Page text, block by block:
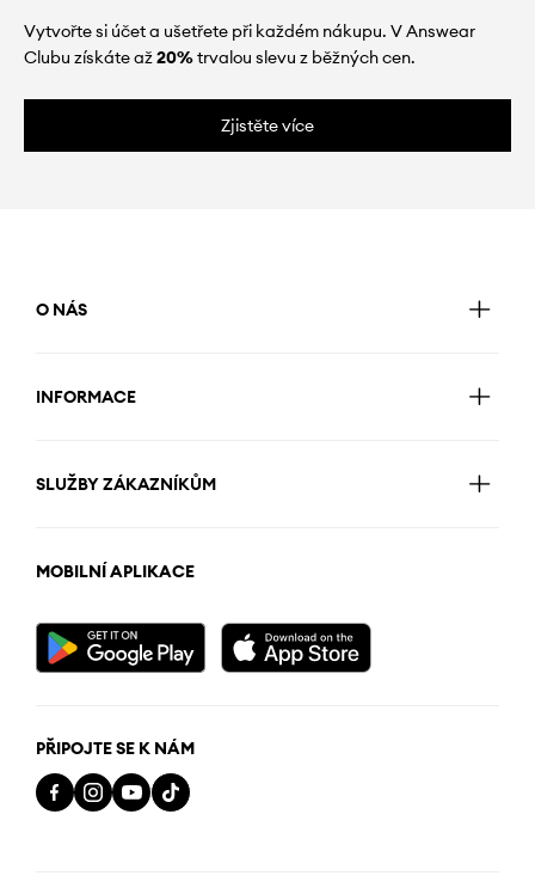
Vytvořte si účet a ušetřete při každém nákupu. V Answear
Clubu získáte až20%trvalou slevu z běžných cen.
Zjistěte více
O NÁS
INFORMACE
SLUŽBY ZÁKAZNÍKŮM
MOBILNÍ APLIKACE
PŘIPOJTE SE K NÁM